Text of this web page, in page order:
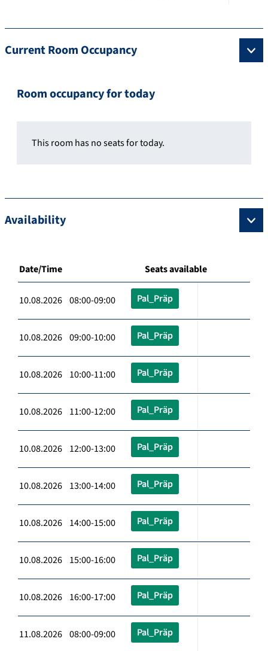
Current Room Occupancy
Room occupancy for today
This room has no seats for today.
Availability
Date/Time Seats available
10.08.2026 08:00-09:00 Pal_Präp
10.08.2026 09:00-10:00 Pal_Präp
10.08.2026 10:00-11:00 Pal_Präp
10.08.2026 11:00-12:00 Pal_Präp
10.08.2026 12:00-13:00 Pal_Präp
10.08.2026 13:00-14:00 Pal_Präp
10.08.2026 14:00-15:00 Pal_Präp
10.08.2026 15:00-16:00 Pal_Präp
10.08.2026 16:00-17:00 Pal_Präp
11.08.2026 08:00-09:00 Pal_Präp